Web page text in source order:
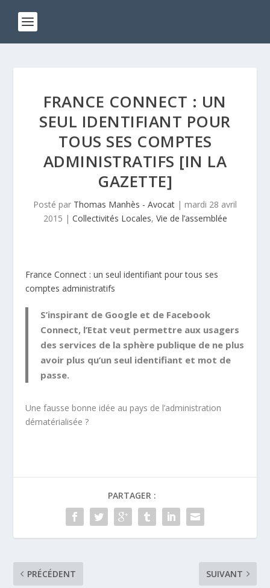
FRANCE CONNECT : UN
SEUL IDENTIFIANT POUR
TOUS SES COMPTES
ADMINISTRATIFS [IN LA
GAZETTE]
Posté par Thomas Manhès - Avocat | mardi 28 avril
2015 | Collectivités Locales, Vie de l’assemblée
France Connect : un seul identifiant pour tous ses
comptes administratifs
S’inspirant de Google et de Facebook
Connect, l’Etat veut permettre aux usagers
des services de la sphère publique de ne plus
avoir plus qu’un seul identifiant et mot de
passe.
Une fausse bonne idée au pays de l’administration
dématérialisée ?
PARTAGER :
PRÉCÉDENT SUIVANT